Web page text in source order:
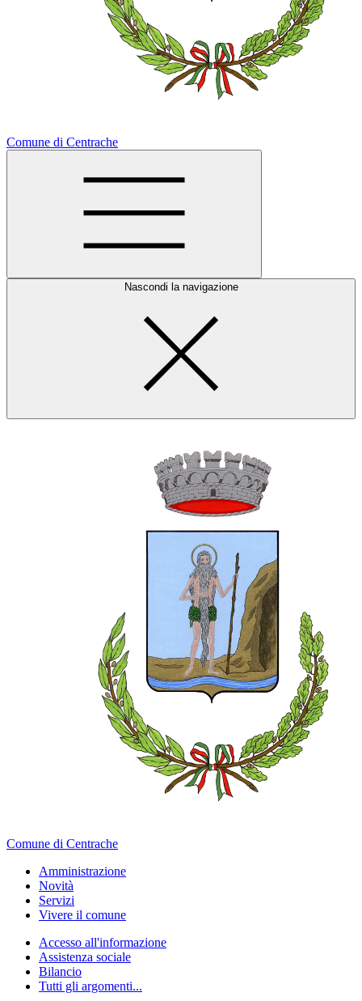
Comune di Centrache
Nascondi la navigazione
Comune di Centrache
Amministrazione
Novità
Servizi
Vivere il comune
Accesso all'informazione
Assistenza sociale
Bilancio
Tutti gli argomenti...